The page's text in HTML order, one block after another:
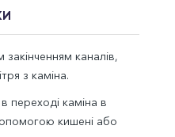
каналів,
з каміна.
переході каміна в
кишені або